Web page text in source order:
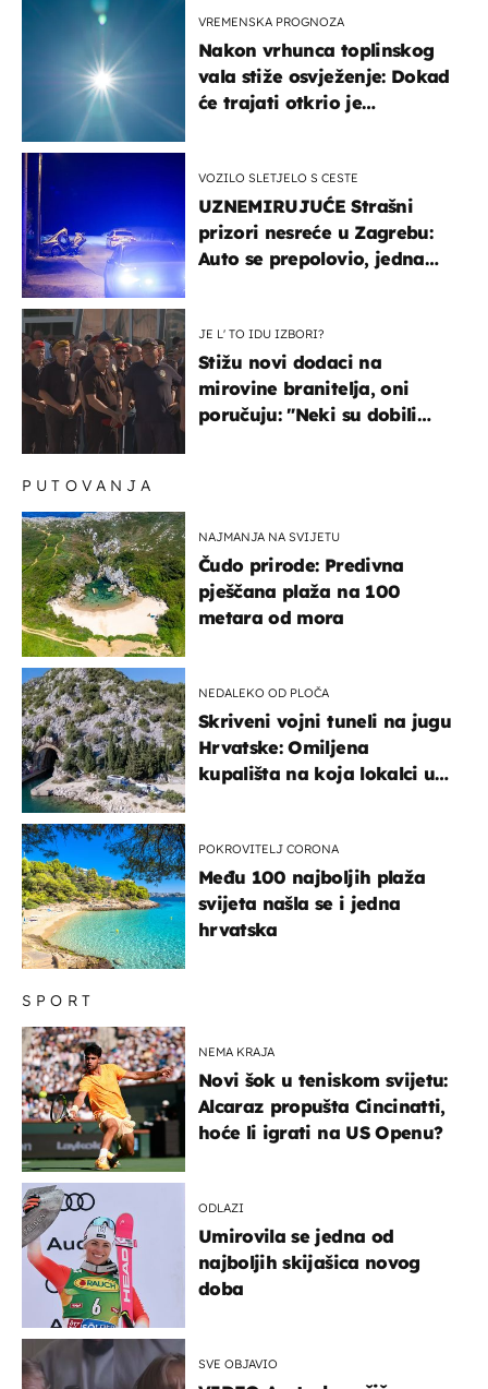
VREMENSKA PROGNOZA
Nakon vrhunca toplinskog
vala stiže osvježenje: Dokad
će trajati otkrio je
VOZILO SLETJELO S CESTE
UZNEMIRUJUĆE Strašni
prizori nesreće u Zagrebu:
Auto se prepolovio, jedna
JE L' TO IDU IZBORI?
Stižu novi dodaci na
mirovine branitelja, oni
poručuju: "Neki su dobili
SPORT
NEMA KRAJA
Novi šok u teniskom svijetu:
Alcaraz propušta Cincinatti,
hoće li igrati na US Openu?
ODLAZI
Umirovila se jedna od
najboljih skijašica novog
doba
SVE OBJAVIO
PUTOVANJA
NAJMANJA NA SVIJETU
Čudo prirode: Predivna
pješčana plaža na 100
metara od mora
NEDALEKO OD PLOČA
Skriveni vojni tuneli na jugu
Hrvatske: Omiljena
kupališta na koja lokalci u
POKROVITELJ CORONA
Među 100 najboljih plaža
svijeta našla se i jedna
hrvatska